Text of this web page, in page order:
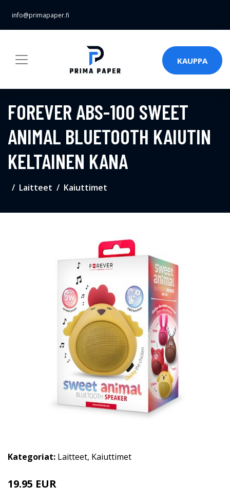
info@primapaper.fi
KAUPPA
FOREVER ABS-100 SWEET
ANIMAL BLUETOOTH KAIUTIN
KELTAINEN KANA
Laitteet Kaiuttimet
Kategoriat: Laitteet, Kaiuttimet
19.95 EUR